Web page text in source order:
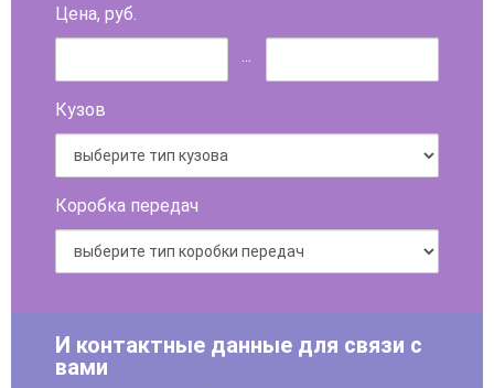
Цена, руб.
...
Кузов
Коробка передач
И контактные данные для связи с
вами